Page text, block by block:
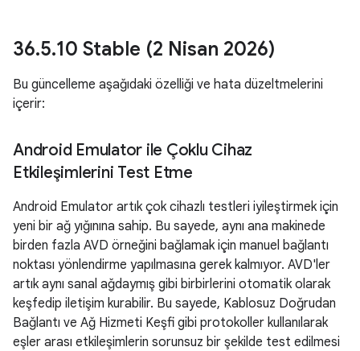
36.5.10 Stable (2 Nisan 2026)
Bu güncelleme aşağıdaki özelliği ve hata düzeltmelerini
içerir:
Android Emulator ile Çoklu Cihaz
Etkileşimlerini Test Etme
Android Emulator artık çok cihazlı testleri iyileştirmek için
yeni bir ağ yığınına sahip. Bu sayede, aynı ana makinede
birden fazla AVD örneğini bağlamak için manuel bağlantı
noktası yönlendirme yapılmasına gerek kalmıyor. AVD'ler
artık aynı sanal ağdaymış gibi birbirlerini otomatik olarak
keşfedip iletişim kurabilir. Bu sayede, Kablosuz Doğrudan
Bağlantı ve Ağ Hizmeti Keşfi gibi protokoller kullanılarak
eşler arası etkileşimlerin sorunsuz bir şekilde test edilmesi